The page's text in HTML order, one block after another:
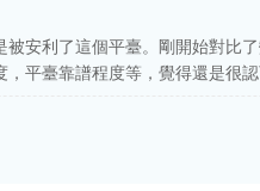
安利了這個平臺。剛開始對比
平臺靠譜程度等，覺得還是很認